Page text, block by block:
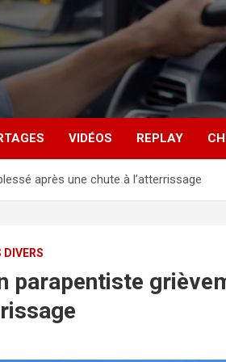
VIDÉOS REPLAY
après une chute à l’atterrissage
DIVERS
parapentiste